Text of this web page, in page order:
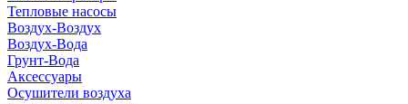
Тепловые насосы
Воздух-Воздух
Воздух-Вода
Грунт-Вода
Аксессуары
Осушители воздуха